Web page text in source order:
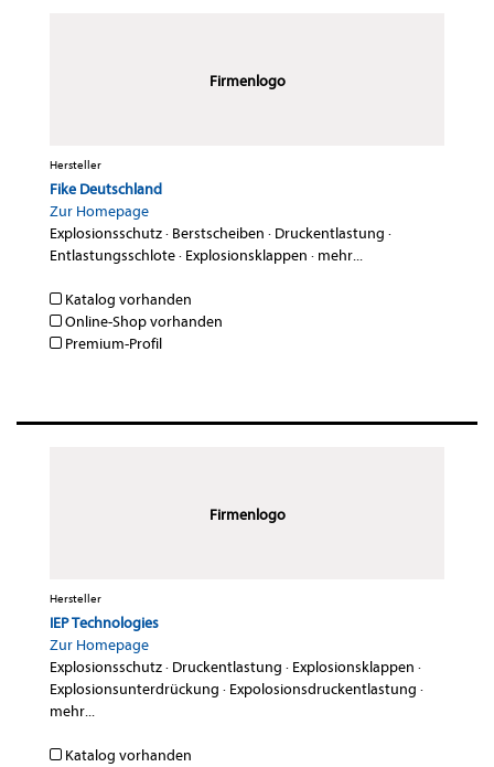
Firmenlogo
Hersteller
Fike Deutschland
Zur Homepage
Explosionsschutz· Berstscheiben · Druckentlastung ·
Entlastungsschlote· Explosionsklappen · mehr...
Katalog vorhanden
Online-Shop vorhanden
Premium-Profil
Firmenlogo
Hersteller
IEP Technologies
Zur Homepage
Explosionsschutz· Druckentlastung · Explosionsklappen ·
Explosionsunterdrückung · Expolosionsdruckentlastung ·
mehr...
Katalog vorhanden